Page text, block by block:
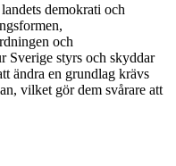
demokrati och
och
Sverige styrs och skyddar
ändra en grundlag krävs
vilket gör dem svårare att